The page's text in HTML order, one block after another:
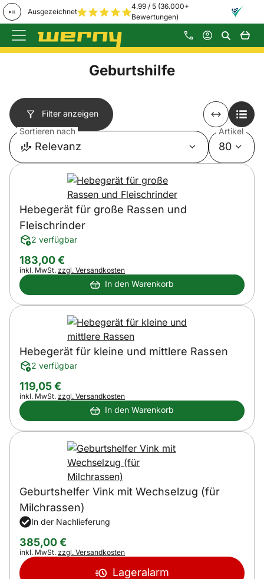
Ausgezeichnet
4.99 / 5 (36.000+
Bewertungen)
Zum Hauptinhalt springen
Geburtshilfe
Filter anzeigen
Sortieren nach
Relevanz
Artikel
80
Hebegerät für große Rassen und
Fleischrinder
2 verfügbar
183,00€
Steuerhinweis:
inkl. MwSt. zzgl. Versandkosten
In den Warenkorb
Hebegerät für kleine und mittlere Rassen
2 verfügbar
119,05€
Steuerhinweis:
inkl. MwSt. zzgl. Versandkosten
In den Warenkorb
Geburtshelfer Vink mit Wechselzug (für
Milchrassen)
In der Nachlieferung
385,00€
Steuerhinweis:
inkl. MwSt. zzgl. Versandkosten
Lageralarm